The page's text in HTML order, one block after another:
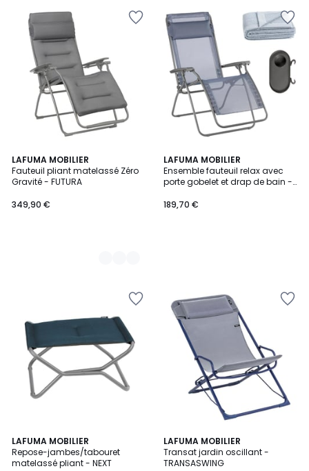
LAFUMA MOBILIER
Fauteuil pliant matelassé Zéro
Gravité - FUTURA
349,90 €
5
Couleurs
LAFUMA MOBILIER
Ensemble fauteuil relax avec
porte gobelet et drap de bain -
189,70 €
LAFUMA MOBILIER
Repose-jambes/tabouret
matelassé pliant - NEXT
LAFUMA MOBILIER
Transat jardin oscillant -
TRANSASWING
3
Couleurs